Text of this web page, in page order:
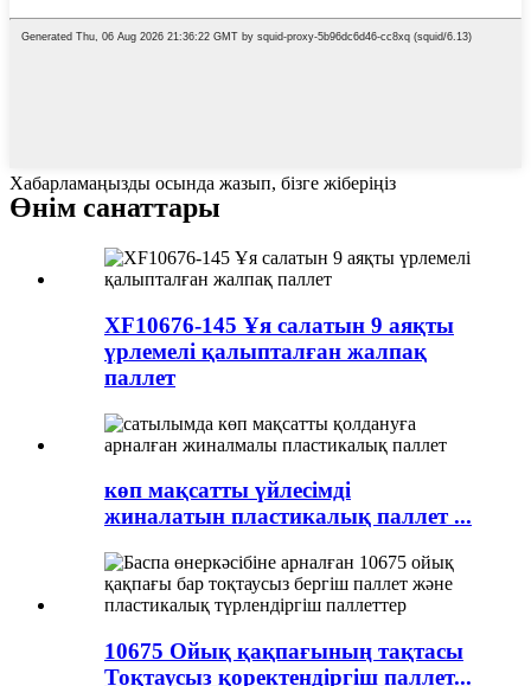
Хабарламаңызды осында жазып, бізге жіберіңіз
Өнім санаттары
XF10676-145 Ұя салатын 9 аяқты
үрлемелі қалыпталған жалпақ
паллет
көп мақсатты үйлесімді
жиналатын пластикалық паллет ...
10675 Ойық қақпағының тақтасы
Тоқтаусыз қоректендіргіш паллет...